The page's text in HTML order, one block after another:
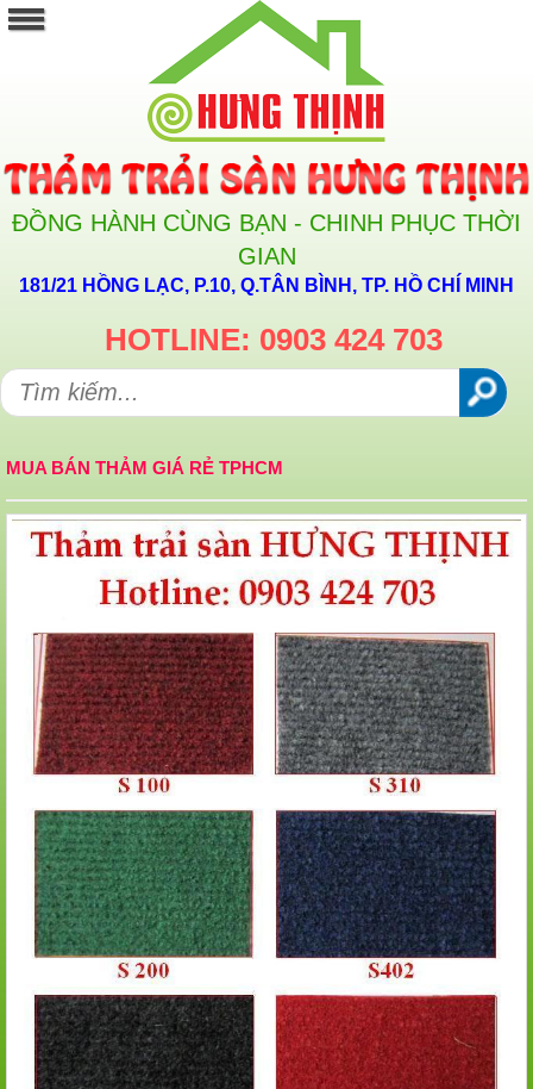
ĐỒNG HÀNH CÙNG BẠN - CHINH PHỤC THỜI
GIAN
181/21 HỒNG LẠC, P.10, Q.TÂN BÌNH, TP. HỒ CHÍ MINH
HOTLINE: 0903 424 703
MUA BÁN THẢM GIÁ RẺ TPHCM